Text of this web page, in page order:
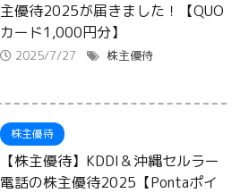
主優待2025が届きました！【QUO
カード1,000円分】
2025/7/27 株主優待
株主優待
【株主優待】KDDI＆沖縄セルラー
電話の株主優待2025【Pontaポイ